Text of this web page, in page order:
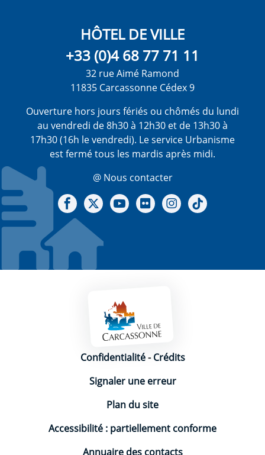
HÔTEL DE VILLE
+33 (0)4 68 77 71 11
32 rue Aimé Ramond
11835 Carcassonne Cédex 9
Ouverture hors jours fériés ou chômés du lundi
au vendredi de 8h30 à 12h30 et de 13h30 à
17h30 (16h le vendredi). Le service Urbanisme
est fermé tous les mardis après midi.
@ Nous contacter
Notre Facebook
Notre X - (twitter)
Notre chaine Youtube
Notre Gallerie sur Flickr
Notre Instagram
Mentions légales
Confidentialité-Crédits
Signaler une erreur
Plan du site
Accessibilité : partiellement conforme
Annuaire des contacts